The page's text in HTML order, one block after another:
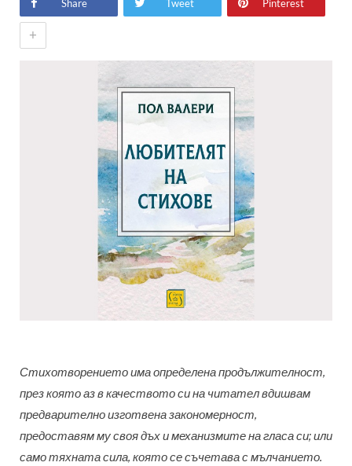
Share Tweet Pinterest
+
Стихотворението има определена продължителност,
през която аз в качеството си на читател вдишвам
предварително изготвена закономерност,
предоставям му своя дъх и механизмите на гласа си; или
само тяхната сила, която се съчетава с мълчанието.